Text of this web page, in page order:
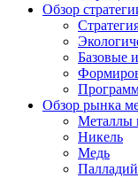
Обзор
Базовые
Обзор рынка
Металлы
Никель
Медь
Палладий